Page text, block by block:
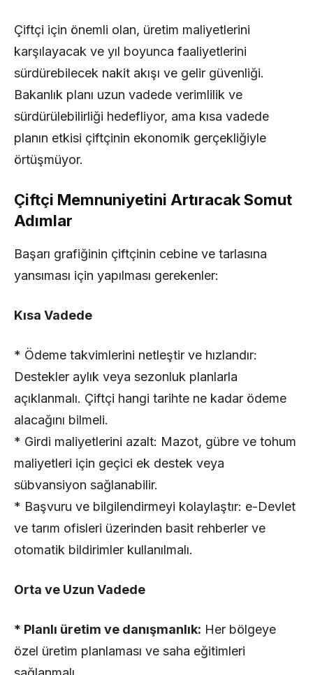
Çiftçi için önemli olan, üretim maliyetlerini
karşılayacak ve yıl boyunca faaliyetlerini
sürdürebilecek nakit akışı ve gelir güvenliği.
Bakanlık planı uzun vadede verimlilik ve
sürdürülebilirliği hedefliyor, ama kısa vadede
planın etkisi çiftçinin ekonomik gerçekliğiyle
örtüşmüyor.
Çiftçi Memnuniyetini Artıracak Somut
Adımlar
Başarı grafiğinin çiftçinin cebine ve tarlasına
yansıması için yapılması gerekenler:
Kısa Vadede
* Ödeme takvimlerini netleştir ve hızlandır:
Destekler aylık veya sezonluk planlarla
açıklanmalı. Çiftçi hangi tarihte ne kadar ödeme
alacağını bilmeli.
* Girdi maliyetlerini azalt: Mazot, gübre ve tohum
maliyetleri için geçici ek destek veya
sübvansiyon sağlanabilir.
* Başvuru ve bilgilendirmeyi kolaylaştır: e-Devlet
ve tarım ofisleri üzerinden basit rehberler ve
otomatik bildirimler kullanılmalı.
Orta ve Uzun Vadede
* Planlı üretim ve danışmanlık: Her bölgeye
özel üretim planlaması ve saha eğitimleri